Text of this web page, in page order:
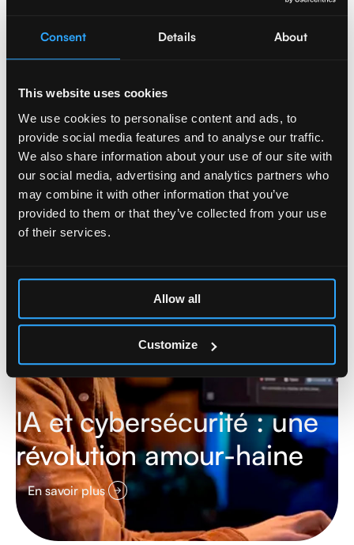
Consent Details About
This website uses cookies
We use cookies to personalise content and ads, to
provide social media features and to analyse our traffic.
We also share information about your use of our site with
our social media, advertising and analytics partners who
may combine it with other information that you’ve
provided to them or that they’ve collected from your use
of their services.
Allow all
Customize
Cybersecurity
IA et cybersécurité : une
révolution amour-haine
En savoir plus